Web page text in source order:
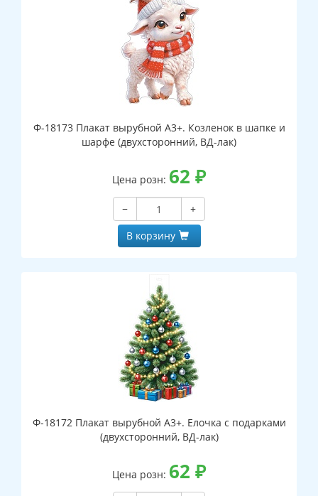
Ф-18173 Плакат вырубной А3+. Козленок в шапке и
шарфе (двухсторонний, ВД-лак)
Цена розн: 62 ₽
−
+
В корзину
Ф-18172 Плакат вырубной А3+. Елочка с подарками
(двухсторонний, ВД-лак)
Цена розн: 62 ₽